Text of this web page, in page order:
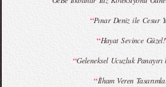
MBFWI - Giray Sepin 2015 Yaz Koleksiyonu MBFWI -
“Pınar Deniz ile Cesur
“Hayat Sevince Güzel!
“Geleneksel Ucuzluk Panayırı
“İlham Veren